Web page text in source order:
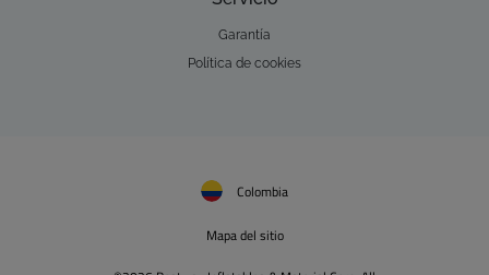
Garantía
Política de cookies
Colombia
Mapa del sitio